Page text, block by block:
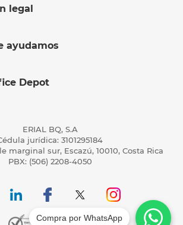
legal
ayudamos
Depot
ERIAL BQ, S.A
jurídica: 3101295184
marginal sur, Escazú, 10010, Costa Rica
PBX: (506) 2208-4050
Compra por WhatsApp